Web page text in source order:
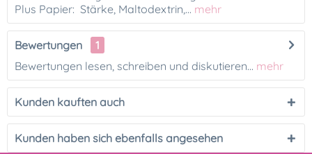
Plus Papier: Stärke, Maltodextrin,... mehr
Bewertungen
1
Bewertungen lesen, schreiben und diskutieren... mehr
Kunden kauften auch
Kunden haben sich ebenfalls angesehen